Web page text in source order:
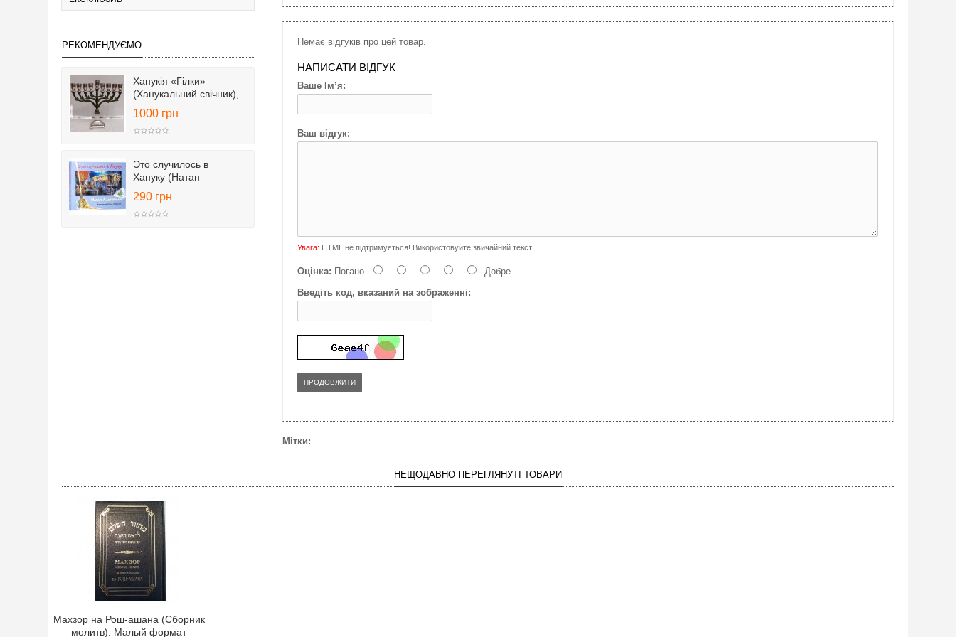
РЕКОМЕНДУЄМО
Ханукія «Гілки»
(Ханукальний свічник),
25 см
1000 грн
Это случилось в
Хануку (Натан
Альтерман)
290 грн
Немає відгуків про цей товар.
НАПИСАТИ ВІДГУК
Ваше Ім’я:
Ваш відгук:
Увага: HTML не підтримується! Використовуйте звичайний текст.
Оцінка: Погано
Добре
Введіть код, вказаний на зображенні:
ПРОДОВЖИТИ
Мітки:
НЕЩОДАВНО ПЕРЕГЛЯНУТІ ТОВАРИ
Махзор на Рош-ашана (Сборник
молитв). Малый формат